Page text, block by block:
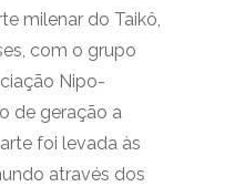
milenar do Taikô,
com o grupo
Nipo-
de geração a
foi levada às
através dos